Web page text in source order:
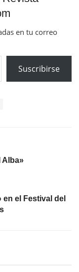
en tu correo
Suscribirse
Alba»
el Festival del